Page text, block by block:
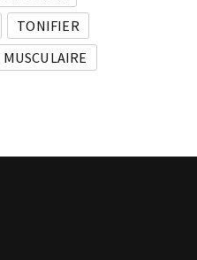
TONIFIER